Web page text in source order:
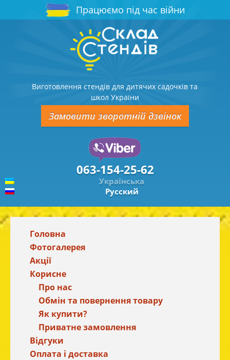
Працюємо під час війни
Виготовлення стендів для дитячих садочків та
школ України
Замовити зворотній дзвінок
063-154-25-62
Українська
Русский
Головна
Фотогалерея
Акції
Корисне
Про нас
Обмін та повернення товару
Як купити?
Приватне замовлення
Відгуки
Оплата і доставка